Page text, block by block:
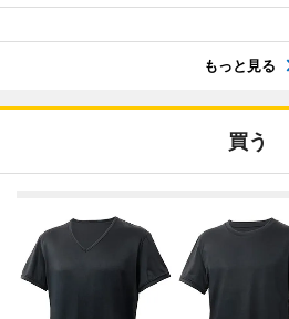
もっと見る
買う